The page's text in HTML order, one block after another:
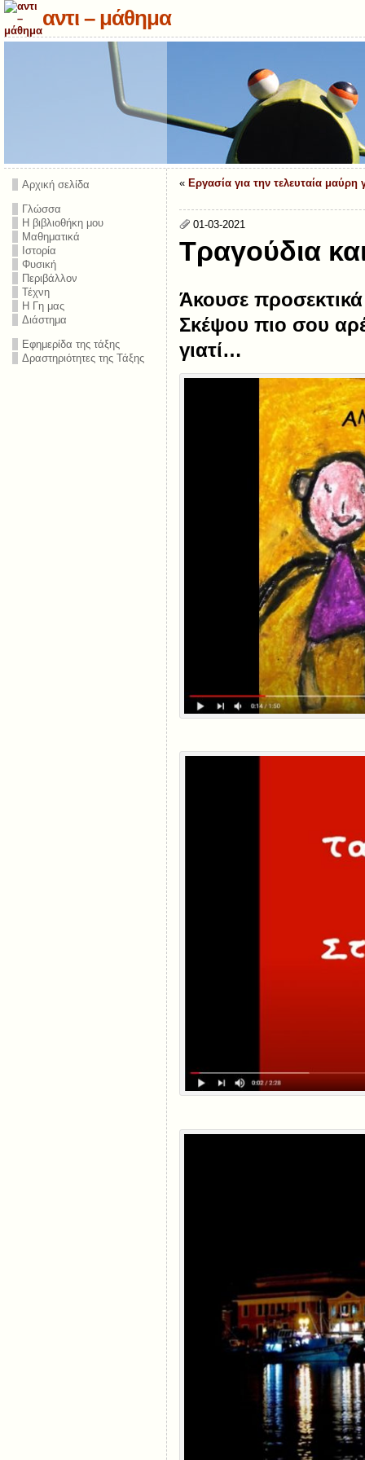
αντι – μάθημα
Αρχική σελίδα
Γλώσσα
Η βιβλιοθήκη μου
Μαθηματικά
Ιστορία
Φυσική
Περιβάλλον
Τέχνη
Η Γη μας
Διάστημα
Εφημερίδα της τάξης
Δραστηριότητες της Τάξης
« Εργασία για την τελευταία μαύρη
01-03-2021
Τραγούδια
Άκουσε
Σκέψου πιο σου
γιατί…